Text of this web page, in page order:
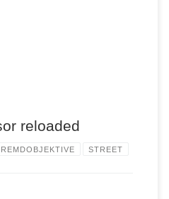
reloaded
STREET